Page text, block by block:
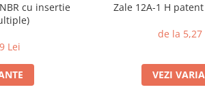
cu insertie
Lei
Zale 12A-1 H
de la 5,27
VEZI